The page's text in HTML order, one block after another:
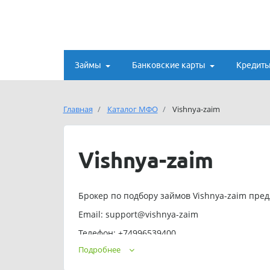
Займы Банковские карты Кредиты
Главная Каталог МФО Vishnya-zaim
Vishnya-zaim
Брокер по подбору займов Vishnya-zaim
Email: support@vishnya-zaim
Телефон: +74996539400
Подать заявку на займ можно круглосуточно
Подробнее